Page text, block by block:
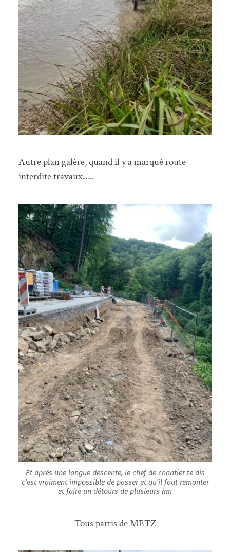
Autre plan galère, quand il y a marqué route
interdite travaux…..
Et après une longue descente, le chef de chantier te dis
c’est vraiment impossible de passer et qu’il faut remonter
et faire un détours de plusieurs km
Tous partis de METZ